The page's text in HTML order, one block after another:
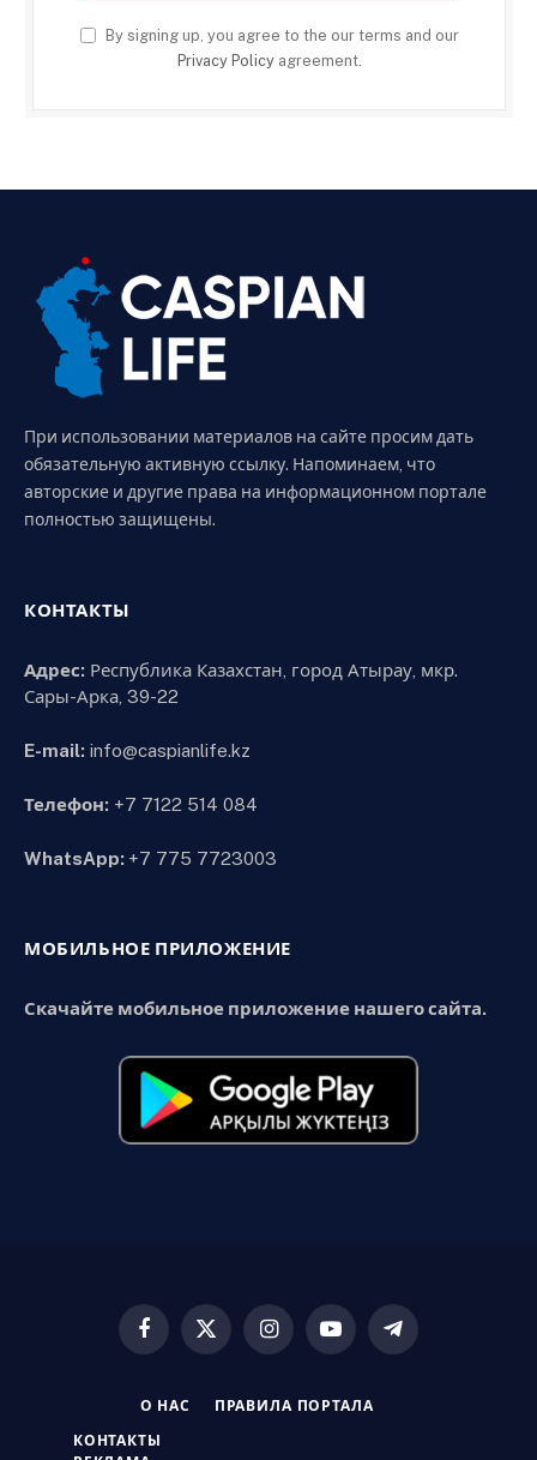
By signing up, you agree to the our terms and our
Privacy Policyagreement.
При использовании материалов на сайте просим дать
обязательную активную ссылку. Напоминаем, что
авторские и другие права на информационном портале
полностью защищены.
КОНТАКТЫ
Адрес: Республика Казахстан, город Атырау, мкр.
Сары-Арка, 39-22
E-mail: info@caspianlife.kz
Телефон: +7 7122 514 084
WhatsApp: +7 775 7723003
МОБИЛЬНОЕ ПРИЛОЖЕНИЕ
Скачайте мобильное приложение нашего сайта.
Facebook
X
InstagramYouTubeTelegram
О НАС ПРАВИЛА ПОРТАЛА
КОНТАКТЫ